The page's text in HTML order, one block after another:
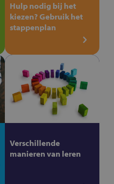
Hulp nodig bij het
kiezen? Gebruik het
stappenplan
Verschillende
manieren van leren